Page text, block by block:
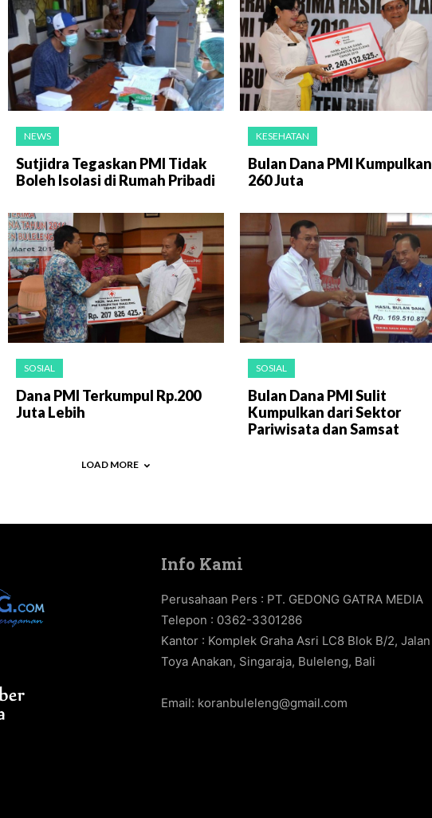
NEWS
Sutjidra Tegaskan PMI Tidak
Boleh Isolasi di Rumah Pribadi
KESEHATAN
Bulan Dana PMI Kumpulkan
260 Juta
SOSIAL
Dana PMI Terkumpul Rp.200
Juta Lebih
SOSIAL
Bulan Dana PMI Sulit
Kumpulkan dari Sektor
Pariwisata dan Samsat
LOAD MORE
Info Kami
Perusahaan Pers : PT. GEDONG GATRA MEDIA
Telepon : 0362-3301286
Kantor : Komplek Graha Asri LC8 Blok B/2, Jalan
Toya Anakan, Singaraja, Buleleng, Bali
Email: koranbuleleng@gmail.com